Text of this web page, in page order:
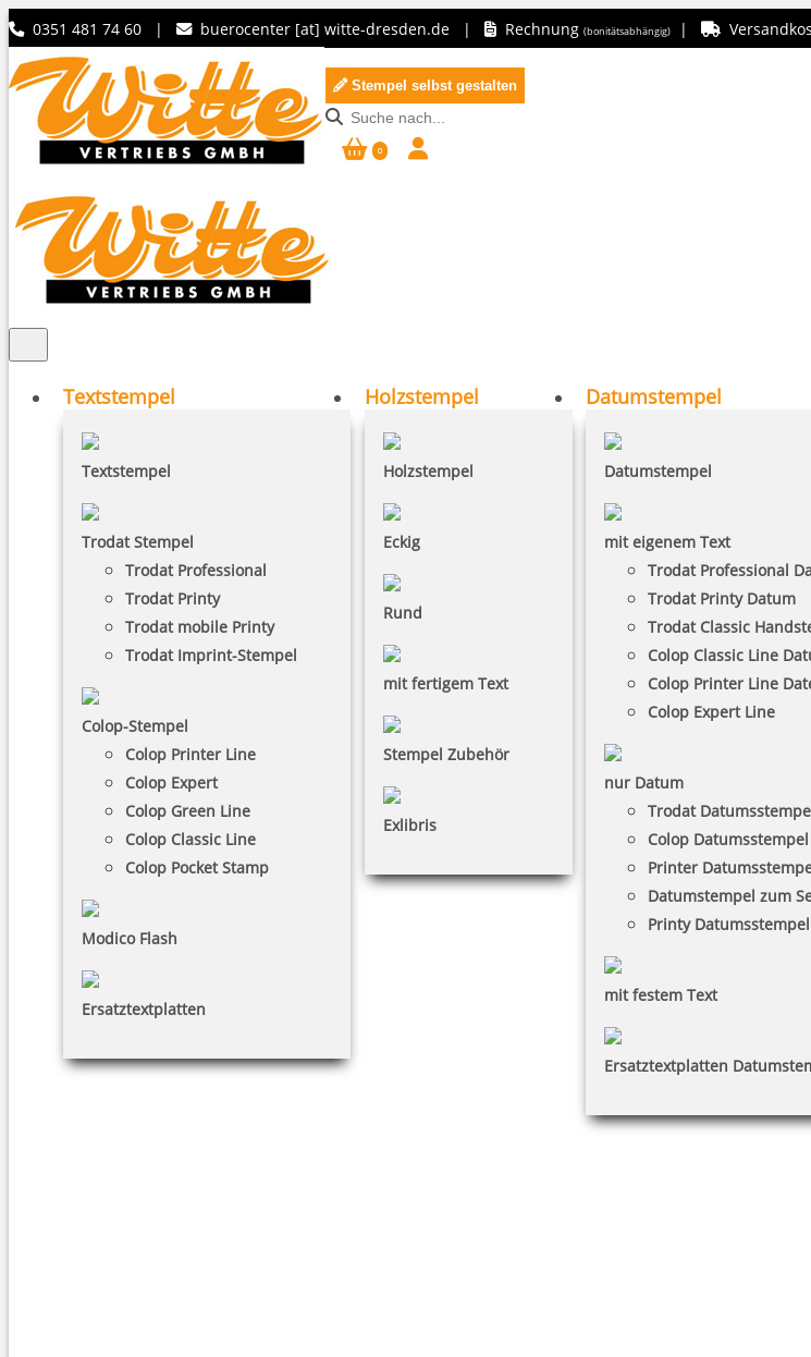
0351 481 74 60 | buerocenter [at] witte-dresden.de | Rechnung (bonitätsabhängig) |
Stempel selbst gestalten
0
Textstempel
Textstempel
Trodat Stempel
Trodat Professional
Trodat Printy
Trodat mobile Printy
Trodat Imprint-Stempel
Colop-Stempel
Colop Printer Line
Colop Expert
Colop Green Line
Colop Classic Line
Colop Pocket Stamp
Modico Flash
Ersatztextplatten
Holzstempel
Holzstempel
Eckig
Rund
mit fertigem Text
Stempel Zubehör
Exlibris
Datumstempel
Datumstempel
mit eigenem Text
Trodat Professional
Trodat Printy Datum
Trodat Classic
Colop Classic Line
Colop Printer Line
Colop Expert Line
nur Datum
Trodat
Colop Datumsstempel
Printer
Datumstempel zum
Printy Datumsstempel
mit festem Text
Ersatztextplatten